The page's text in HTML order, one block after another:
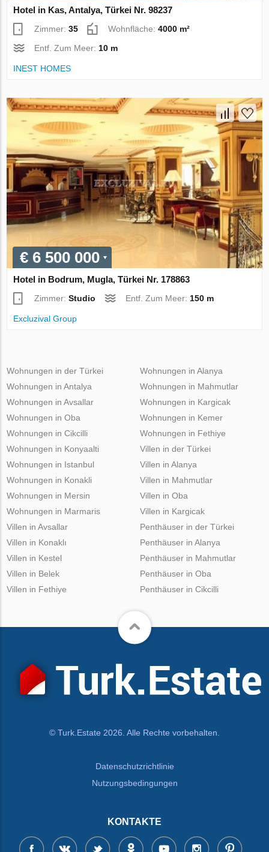
Hotel in Kas, Antalya, Türkei Nr. 98237
Zimmer:35 Wohnfläche:4000 m²
Entf. Zum Meer: 10 m
INEST HOMES
€ 6 500 000
Hotel in Bodrum, Mugla, Türkei Nr. 178863
Zimmer:Studio Entf. Zum Meer: 150 m
Excluzival Group
Wohnungen in der Türkei
Wohnungen in Antalya
Wohnungen in Avsallar
Wohnungen in Oba
Wohnungen in Cikcilli
Wohnungen in Alanya
Wohnungen in Mahmutlar
Wohnungen in Kargicak
Wohnungen in Kemer
Wohnungen in Fethiye
Wohnungen in Konyaalti
Wohnungen in Istanbul
Wohnungen in Konakli
Wohnungen in Mersin
Wohnungen in Marmaris
Villen in der Türkei
Villen in Alanya
Villen in Mahmutlar
Villen in Oba
Villen in Kargicak
Villen in Avsallar
Villen in Konaklı
Villen in Kestel
Villen in Belek
Villen in Fethiye
Penthäuser in der Türkei
Penthäuser in Alanya
Penthäuser in Mahmutlar
Penthäuser in Oba
Penthäuser in Cikcilli
© Turk.Estate 2026. Alle Rechte vorbehalten.
Datenschutzrichtlinie
Nutzungsbedingungen
KONTAKTE